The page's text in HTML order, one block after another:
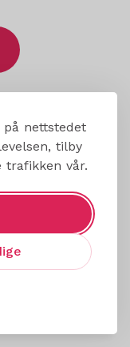
nettstedet
tilby
trafikken vår.